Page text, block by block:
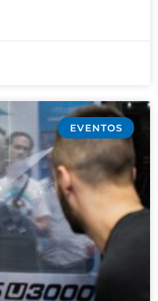
EVENTOS